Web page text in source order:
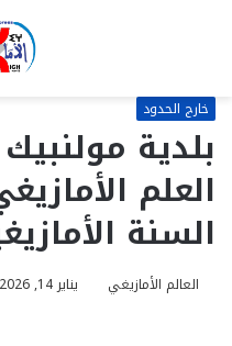
خارج الحدود
بلدية
العلم
السنة
العالم الأمازيغي يناير 14, 2026